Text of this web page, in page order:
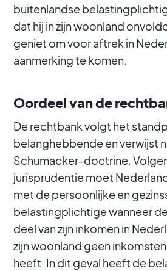
buitenlandse
dat hij in zijn woonland
geniet om voor aftrek in
aanmerking te komen.
Oordeel van de
De rechtbank volgt het
belanghebbende en verwijst
Schumacker-doctrine.
jurisprudentie moet
met de persoonlijke en
belastingplichtige wanneer
deel van zijn inkomen in
zijn woonland geen
heeft. In dit geval heeft de